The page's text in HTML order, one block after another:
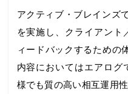
アクティブ・ブレインズ
を実施し、クライアント
ィードバックするための
内容においてはエアログ
様でも質の高い相互運用